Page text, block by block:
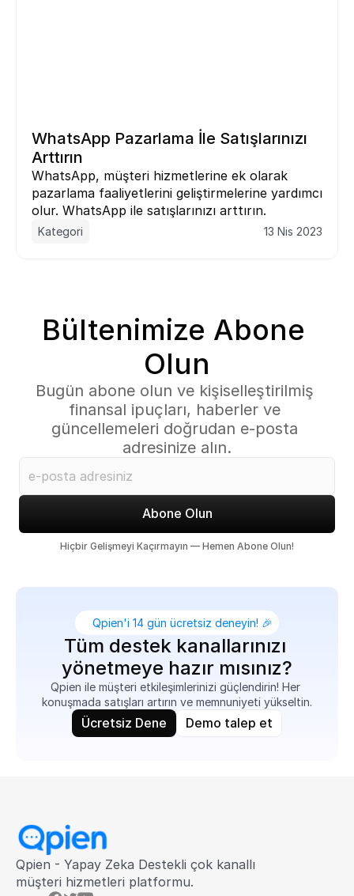
WhatsApp Pazarlama İle Satışlarınızı
Arttırın
WhatsApp, müşteri hizmetlerine ek olarak
pazarlama faaliyetlerini geliştirmelerine yardımcı
olur. WhatsApp ile satışlarınızı arttırın.
Kategori 13 Nis 2023
Bültenimize Abone
Olun
Bugün abone olun ve kişiselleştirilmiş
finansal ipuçları, haberler ve
güncellemeleri doğrudan e-posta
adresinize alın.
Abone Olun
Hiçbir Gelişmeyi Kaçırmayın — Hemen Abone Olun!
Qpien'i 14 gün ücretsiz deneyin! 🎉
Tüm destek kanallarınızı
yönetmeye hazır mısınız?
Qpien ile müşteri etkileşimlerinizi güçlendirin! Her
konuşmada satışları artırın ve memnuniyeti yükseltin.
Ücretsiz Dene Demo talep et
Qpien - Yapay Zeka Destekli çok kanallı
müşteri hizmetleri platformu.